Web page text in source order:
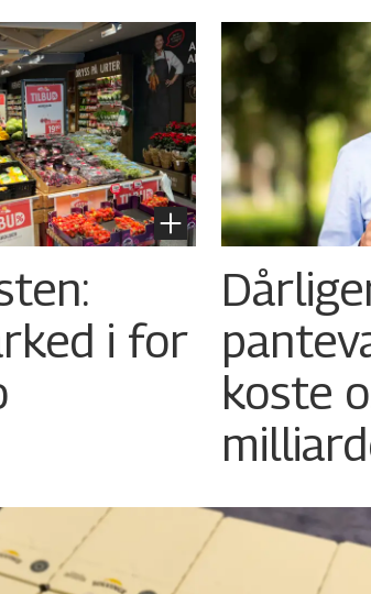
i for
koste